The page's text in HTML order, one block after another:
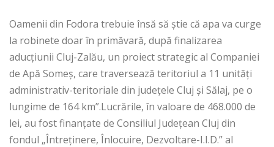
Oamenii din Fodora trebuie însă să știe că apa va curge
la robinete doar în primăvară, după finalizarea
aducțiunii Cluj-Zalău, un proiect strategic al Companiei
de Apă Someș, care traversează teritoriul a 11 unități
administrativ-teritoriale din județele Cluj și Sălaj, pe o
lungime de 164 km”.Lucrările, în valoare de 468.000 de
lei, au fost finanțate de Consiliul Județean Cluj din
fondul „Întreținere, Înlocuire, Dezvoltare-I.I.D.” al